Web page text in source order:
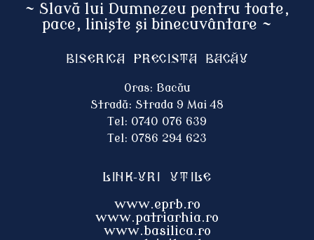
~ Slavă lui Dumnezeu pentru toate,
pace, liniște și binecuvântare ~
Biserica Precista BACĂU
Oras: Bacău
Stradă: Strada 9 Mai 48
Tel: 0740 076 639
Tel: 0786 294 623
Link-uri utile
www.eprb.ro
www.patriarhia.ro
www.basilica.ro